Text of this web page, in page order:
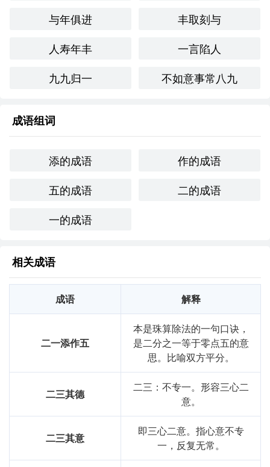
与年俱进
丰取刻与
人寿年丰
一言陷人
九九归一
不如意事常八九
成语组词
添的成语
作的成语
五的成语
二的成语
一的成语
相关成语
成语 解释
二一添作五
本是珠算除法的一句口诀，
是二分之一等于零点五的意
思。比喻双方平分。
二三其德
二三：不专一。形容三心二
意。
二三其意
即三心二意。指心意不专
一，反复无常。